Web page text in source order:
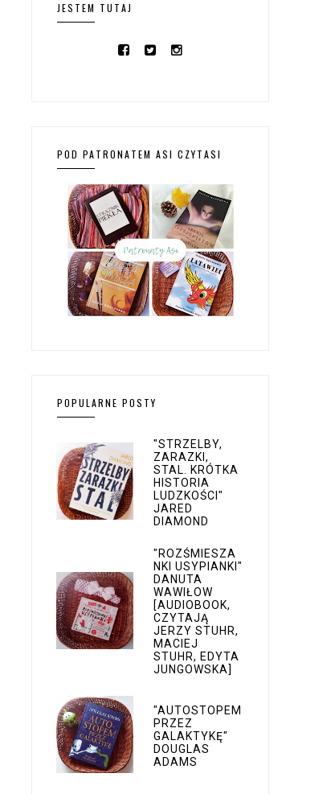
JESTEM TUTAJ
POD PATRONATEM ASI CZYTASI
POPULARNE POSTY
"STRZELBY,
ZARAZKI,
STAL. KRÓTKA
HISTORIA
LUDZKOŚCI"
JARED
DIAMOND
"ROZŚMIESZA
NKI USYPIANKI"
DANUTA
WAWIŁOW
[AUDIOBOOK,
CZYTAJĄ
JERZY STUHR,
MACIEJ
STUHR, EDYTA
JUNGOWSKA]
"AUTOSTOPEM
PRZEZ
GALAKTYKĘ"
DOUGLAS
ADAMS